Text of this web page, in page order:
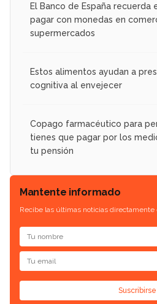
El Banco de España recuerda
pagar con monedas en
supermercados
Estos alimentos ayudan a
cognitiva al envejecer
Copago farmacéutico para
tienes que pagar por los
tu pensión
Mantente informado
Recibe las últimas noticias directamente
Suscribirse